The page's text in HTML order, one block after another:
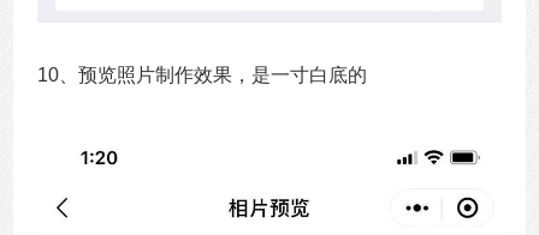
10、预览照片制作效果，是一寸白底的